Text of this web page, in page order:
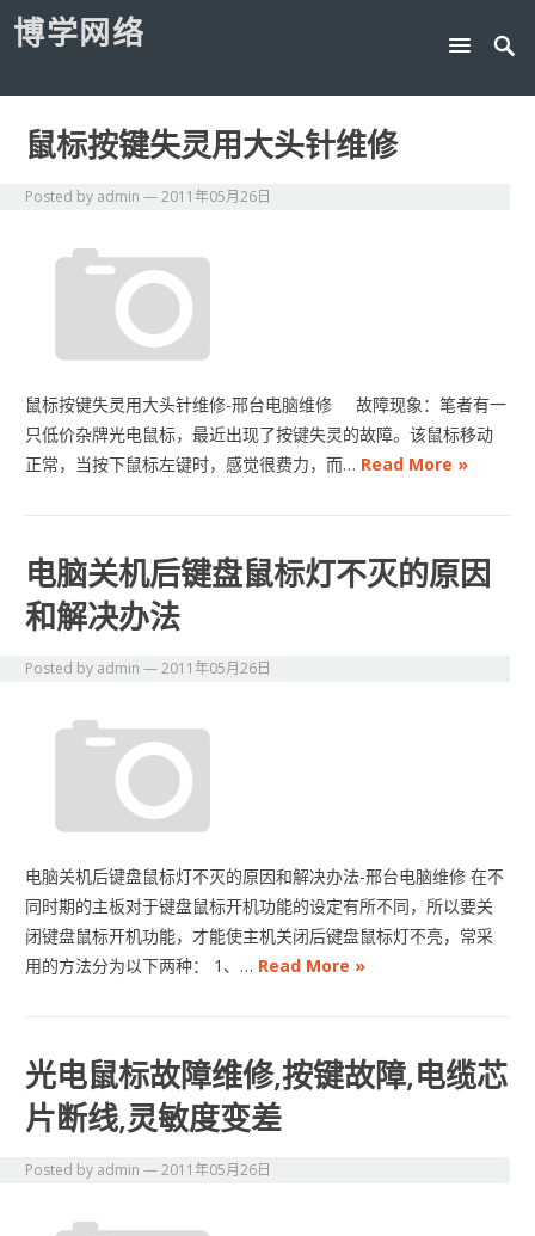
博学网络
鼠标按键失灵用大头针维修
Posted by admin —2011年05月26日
鼠标按键失灵用大头针维修-邢台电脑维修 故障现象：笔者有一
只低价杂牌光电鼠标，最近出现了按键失灵的故障。该鼠标移动
正常，当按下鼠标左键时，感觉很费力，而… Read More »
电脑关机后键盘鼠标灯不灭的原因
和解决办法
Posted by admin —2011年05月26日
电脑关机后键盘鼠标灯不灭的原因和解决办法-邢台电脑维修 在不
同时期的主板对于键盘鼠标开机功能的设定有所不同，所以要关
闭键盘鼠标开机功能，才能使主机关闭后键盘鼠标灯不亮，常采
用的方法分为以下两种： 1、… Read More »
光电鼠标故障维修,按键故障,电缆芯
片断线,灵敏度变差
Posted by admin —2011年05月26日